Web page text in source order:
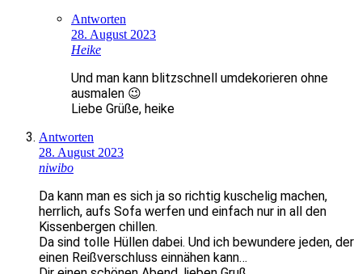
Antworten
28. August 2023
Heike
Und man kann blitzschnell umdekorieren ohne
ausmalen 😉
Liebe Grüße, heike
Antworten
28. August 2023
niwibo
Da kann man es sich ja so richtig kuschelig machen,
herrlich, aufs Sofa werfen und einfach nur in all den
Kissenbergen chillen.
Da sind tolle Hüllen dabei. Und ich bewundere jeden, der
einen Reißverschluss einnähen kann…